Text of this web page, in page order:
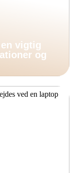
vigtig
og